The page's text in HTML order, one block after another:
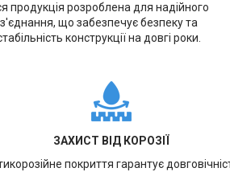
продукція розроблена для надійного
з'єднання, що забезпечує безпеку та
конструкції на довгі роки.
ЗАХИСТ ВІД КОРОЗІЇ
покриття гарантує